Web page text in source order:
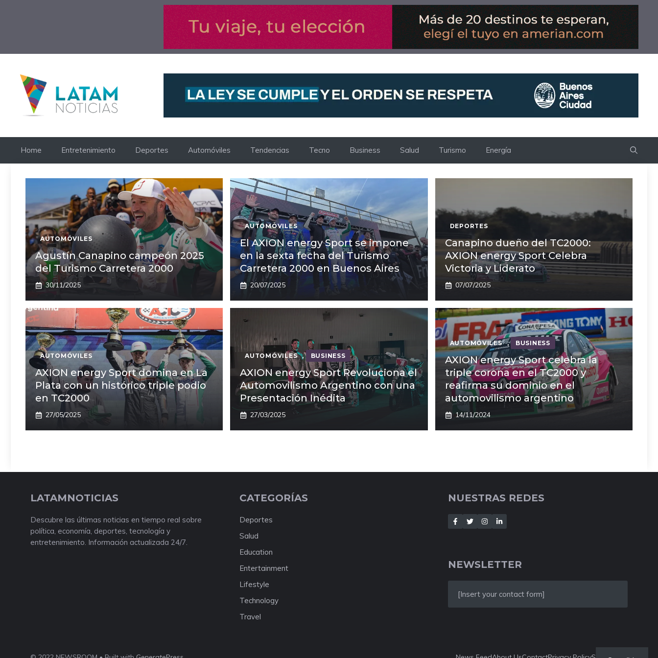
Home Entretenimiento Deportes Automóviles Tendencias Tecno Business Salud Turismo Energía
AUTOMÓVILES
Agustín Canapino campeón 2025
del Turismo Carretera 2000
30/11/2025
AUTOMÓVILES
El AXION energy Sport se impone
en la sexta fecha del Turismo
Carretera 2000 en Buenos Aires
20/07/2025
DEPORTES
Canapino dueño del TC2000:
AXION energy Sport Celebra
Victoria y Liderato
07/07/2025
AUTOMÓVILES
AXION energy Sport domina en La
Plata con un histórico triple podio
en TC2000
27/05/2025
AUTOMÓVILES , BUSINESS
AXION energy Sport Revoluciona el
Automovilismo Argentino con una
Presentación Inédita
27/03/2025
AUTOMÓVILES , BUSINESS
AXION energy Sport celebra la
triple corona en el TC2000 y
reafirma su dominio en el
automovilismo argentino
14/11/2024
LATAMNOTICIAS
Descubre las últimas noticias en tiempo real sobre
política, economía, deportes, tecnología y
entretenimiento. Información actualizada 24/7.
CATEGORÍAS
Deportes
Salud
Education
Entertainment
Lifestyle
Technology
Travel
NUESTRAS REDES
NEWSLETTER
[Insert your contact form]